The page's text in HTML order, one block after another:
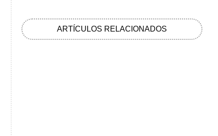
ARTÍCULOS RELACIONADOS